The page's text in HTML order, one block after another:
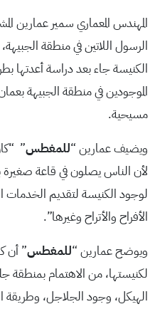
المهندس المعماري سمير عمارين
الرسول اللاتين في منطقة
الكنيسة جاء بعد دراسة أعدتها
مسيحية.
ويضيف عمارين “للمغطس”
لأن الناس يصلون في قاعة صغيرة
لوجود الكنيسة لتقديم الخدمات
الأفراح والأتراح وغيرها”.
ويوضح عمارين “للمغطس” أن
لكنيستها، من الاهتمام
الهيكل، وجود الجلاجل، وطريقة